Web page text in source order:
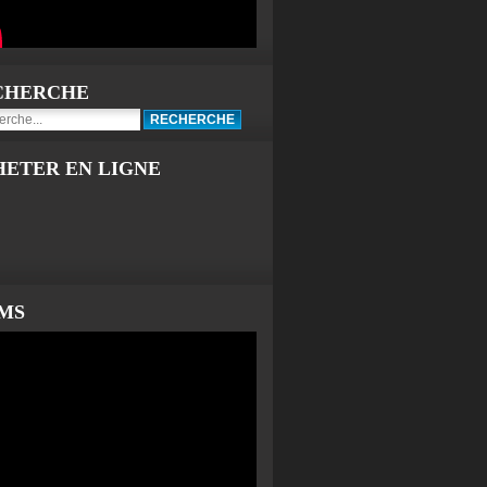
EN LIGNE